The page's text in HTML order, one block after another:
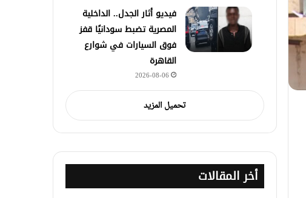
فيديو أثار الجدل.. الداخلية
المصرية تضبط سودانيًا قفز
فوق السيارات في شوارع
القاهرة
2026-08-06
تحميل المزيد
أخر المقالات